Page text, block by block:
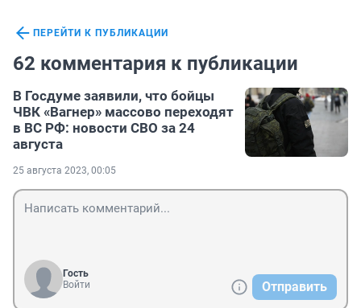
ПЕРЕЙТИ К ПУБЛИКАЦИИ
62 комментария к публикации
В Госдуме заявили, что бойцы
ЧВК «Вагнер» массово переходят
в ВС РФ: новости СВО за 24
августа
25 августа 2023, 00:05
Гость
Войти
Отправить